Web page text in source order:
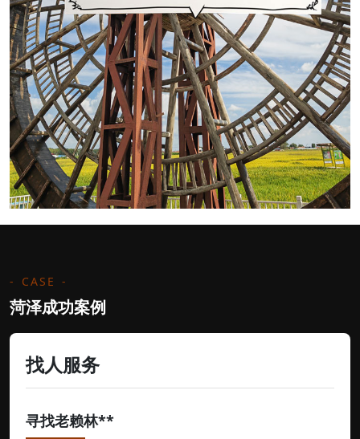
CASE
菏泽成功案例
找人服务
寻找老赖林**